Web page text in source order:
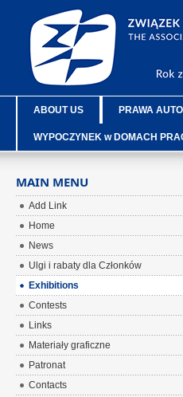
ABOUT US PRAWA
WYPOCZYNEK w DOMACH
MAIN MENU
Add Link
Home
News
Ulgi i rabaty dla Członków
Exhibitions
Contests
Links
Materiały graficzne
Patronat
Contacts